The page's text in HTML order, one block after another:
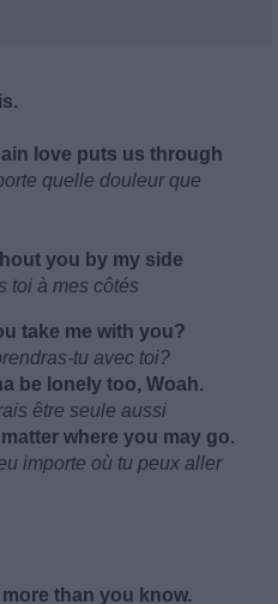
love puts us through
quelle douleur que
you by my side
toi à mes côtés
take me with you?
tu avec toi?
be lonely too, Woah.
être seule aussi
where you may go.
importe où tu peux aller
than you know.